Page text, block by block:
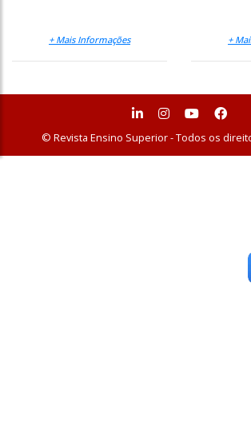
+ Mais Informações +
© Revista Ensino Superior - Todos os